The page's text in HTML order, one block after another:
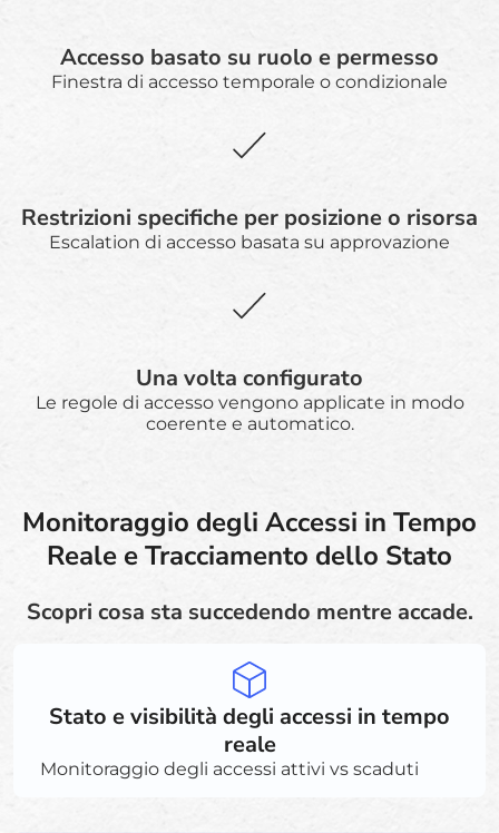
Accesso basato su ruolo e permesso
Finestra di accesso temporale o condizionale
Restrizioni specifiche per posizione o risorsa
Escalation di accesso basata su approvazione
Una volta configurato
Le regole di accesso vengono applicate in modo
coerente e automatico.
Monitoraggio degli Accessi in Tempo
Reale e Tracciamento dello Stato
Scopri cosa sta succedendo mentre accade.
Stato e visibilità degli accessi in tempo
reale
Monitoraggio degli accessi attivi vs scaduti